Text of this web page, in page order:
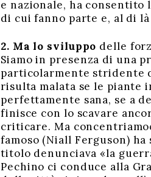
e nazionale, ha
di cui fanno parte e, al di
2. Ma lo sviluppo delle
Siamo in presenza di una
particolarmente stridente
risulta malata se le piante
perfettamente sana, se a
finisce con lo scavare
criticare. Ma
famoso (Niall Ferguson)
titolo denunciava «la
Pechino ci conduce alla